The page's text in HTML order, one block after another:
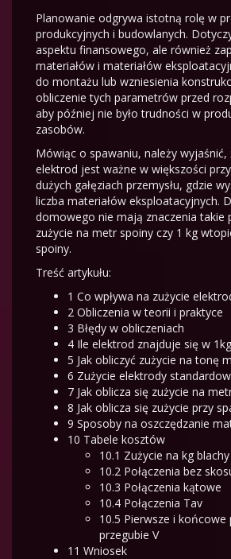
Planowanie odgrywa istotną rolę w
produkcyjnych i budowlanych.
aspektu finansowego, ale również
materiałów i materiałów
do montażu lub wzniesienia
obliczenie tych parametrów przed
aby później nie było trudności w
zasobów.
Mówiąc o spawaniu, należy wyjaśnić,
elektrod jest ważne w większości
dużych gałęziach przemysłu, gdzie
liczba materiałów eksploatacyjnych.
domowego nie mają znaczenia takie
zużycie na metr spoiny czy 1 kg
spoiny.
Treść artykułu:
1 Co wpływa na zużycie
2 Obliczenia w teorii i praktyce
3 Błędy w obliczeniach
4 Ile elektrod znajduje się w
5 Jak obliczyć zużycie na tonę
6 Zużycie elektrody
7 Jak oblicza się zużycie na
8 Jak oblicza się zużycie przy
9 Sposoby na oszczędzanie
10 Tabele kosztów
10.1 Zużycie na kg
10.2 Połączenia bez
10.3 Połączenia kątowe
10.4 Połączenia Tav
10.5 Pierwsze i końcowe
przegubie V
11 Wniosek